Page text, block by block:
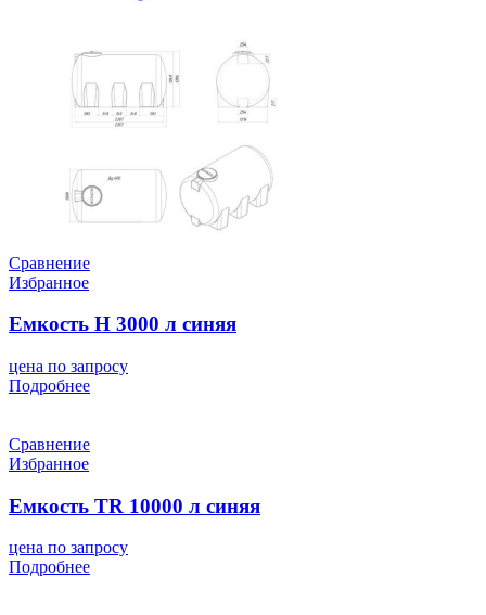
Сравнение
Избранное
Емкость H 3000 л синяя
цена по запросу
Подробнее
Сравнение
Избранное
Емкость TR 10000 л синяя
цена по запросу
Подробнее